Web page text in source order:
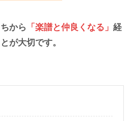
から 「楽譜と仲良くなる」 経
が大切です。